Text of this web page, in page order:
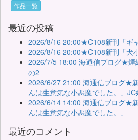
作品一覧
最近の投稿
2026/8/16 20:00★C108新刊「ギ
2026/8/16 20:00★C108新刊「犬
2026/7/5 18:00 海通信ブログ★煙
の2
2026/6/27 21:00 海通信ブログ★
んは生意気な小悪魔でした。」
2026/6/14 14:00 海通信ブログ★
んは生意気な小悪魔でした。」
最近のコメント